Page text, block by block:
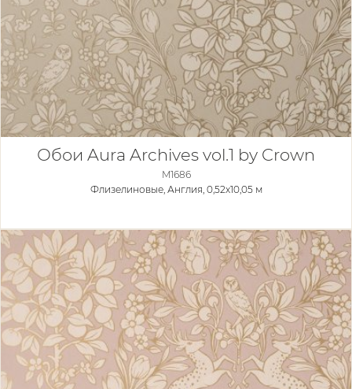
Обои Aura Archives vol.1 by Crown
M1686
Флизелиновые, Англия, 0,52x10,05 м